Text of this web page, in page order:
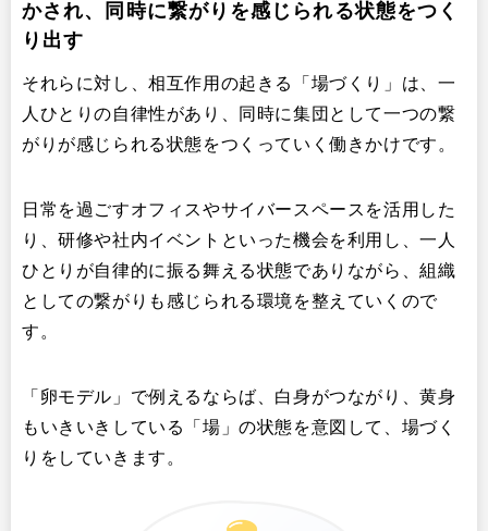
かされ、同時に繋がりを感じられる状態をつく
り出す
それらに対し、相互作用の起きる「場づくり」は、一
人ひとりの自律性があり、同時に集団として一つの繋
がりが感じられる状態をつくっていく働きかけです。
日常を過ごすオフィスやサイバースペースを活用した
り、研修や社内イベントといった機会を利用し、一人
ひとりが自律的に振る舞える状態でありながら、組織
としての繋がりも感じられる環境を整えていくので
す。
「卵モデル」で例えるならば、白身がつながり、黄身
もいきいきしている「場」の状態を意図して、場づく
りをしていきます。